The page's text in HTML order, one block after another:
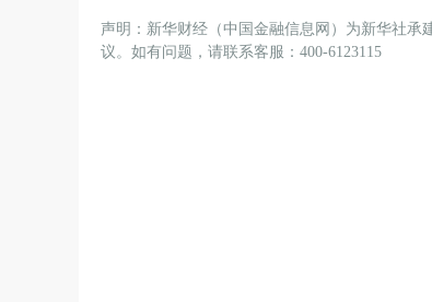
声明：新华财经（中国金融信息网）为新华社承
议。如有问题，请联系客服：400-6123115